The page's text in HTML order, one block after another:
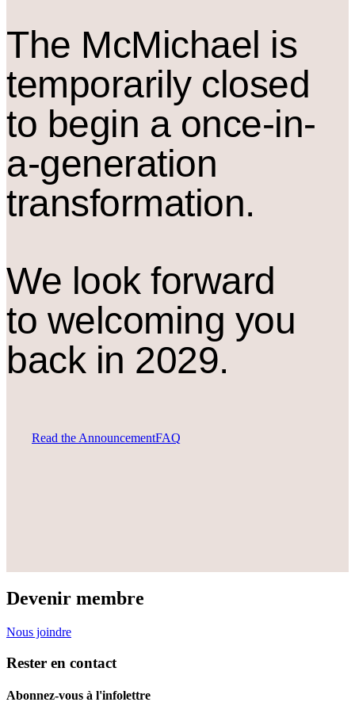
The McMichael is
temporarily closed
to begin a once-in-
a-generation
transformation.
We look forward
to welcoming you
back in 2029.
Read the AnnouncementFAQ
Devenir membre
Nous joindre
Rester en contact
Abonnez-vous à l'infolettre